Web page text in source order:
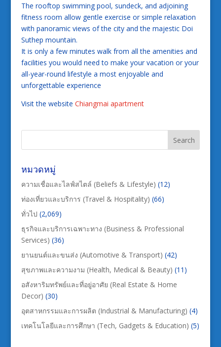
The rooftop swimming pool, sundeck, and adjoining
fitness room allow gentle exercise or simple relaxation
with panoramic views of the city and the majestic Doi
Suthep mountain.
It is only a few minutes walk from all the amenities and
facilities you would need to make your vacation or your
all-year-round lifestyle a most enjoyable and
unforgettable experience
Visit the website Chiangmai apartment
หมวดหมู่
ความเชื่อและไลฟ์สไตล์ (Beliefs & Lifestyle) (12)
ท่องเที่ยวและบริการ (Travel & Hospitality) (66)
ทั่วไป (2,069)
ธุรกิจและบริการเฉพาะทาง (Business & Professional
Services) (36)
ยานยนต์และขนส่ง (Automotive & Transport) (42)
สุขภาพและความงาม (Health, Medical & Beauty) (11)
อสังหาริมทรัพย์และที่อยู่อาศัย (Real Estate & Home
Decor) (30)
อุตสาหกรรมและการผลิต (Industrial & Manufacturing) (4)
เทคโนโลยีและการศึกษา (Tech, Gadgets & Education) (5)